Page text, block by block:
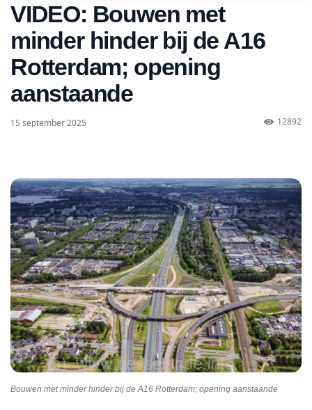
VIDEO: Bouwen met
minder hinder bij de A16
Rotterdam; opening
aanstaande
15 september 2025 12892
Bouwen met minder hinder bij de A16 Rotterdam; opening aanstaande